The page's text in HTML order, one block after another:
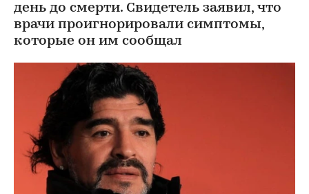
день до смерти. Свидетель заявил, что
врачи проигнорировали симптомы,
которые он им сообщал